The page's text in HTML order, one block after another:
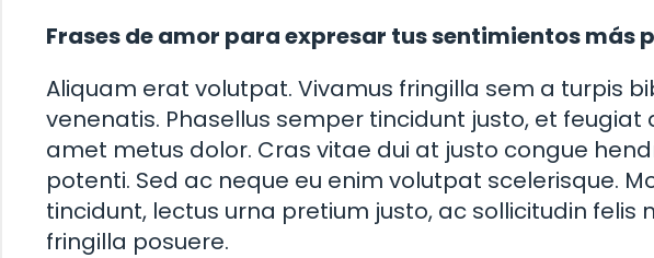
Frases de amor para expresar tus sentimientos más
Aliquam erat volutpat. Vivamus fringilla sem a turpis
venenatis. Phasellus semper tincidunt justo, et
amet metus dolor. Cras vitae dui at justo congue
potenti. Sed ac neque eu enim volutpat scelerisque.
tincidunt, lectus urna pretium justo, ac sollicitudin felis
fringilla posuere.